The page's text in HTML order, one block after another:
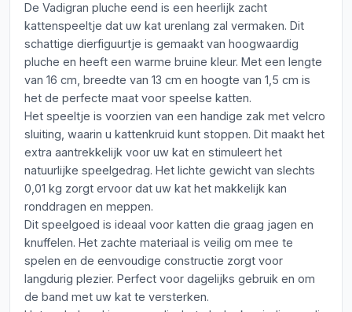
De Vadigran pluche eend is een heerlijk zacht
kattenspeeltje dat uw kat urenlang zal vermaken. Dit
schattige dierfiguurtje is gemaakt van hoogwaardig
pluche en heeft een warme bruine kleur. Met een lengte
van 16 cm, breedte van 13 cm en hoogte van 1,5 cm is
het de perfecte maat voor speelse katten.
Het speeltje is voorzien van een handige zak met velcro
sluiting, waarin u kattenkruid kunt stoppen. Dit maakt het
extra aantrekkelijk voor uw kat en stimuleert het
natuurlijke speelgedrag. Het lichte gewicht van slechts
0,01 kg zorgt ervoor dat uw kat het makkelijk kan
ronddragen en meppen.
Dit speelgoed is ideaal voor katten die graag jagen en
knuffelen. Het zachte materiaal is veilig om mee te
spelen en de eenvoudige constructie zorgt voor
langdurig plezier. Perfect voor dagelijks gebruik en om
de band met uw kat te versterken.